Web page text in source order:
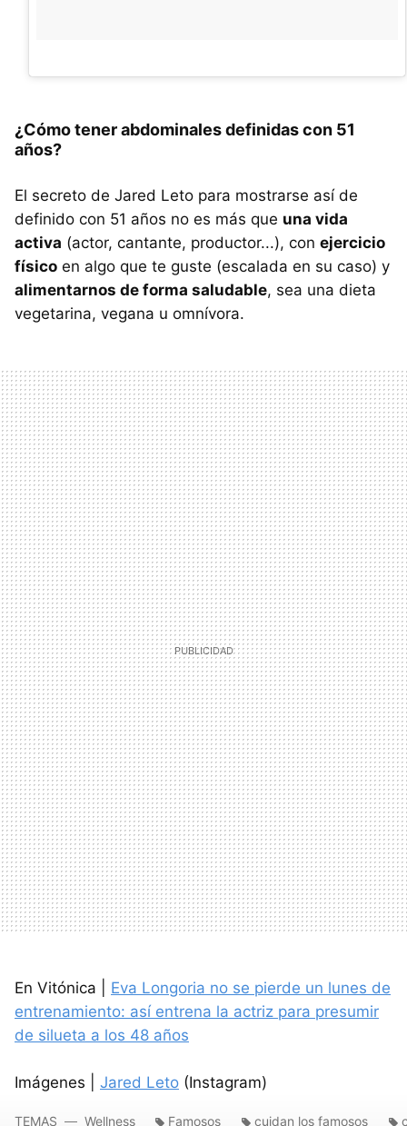
¿Cómo tener abdominales definidas con 51
años?
El secreto de Jared Leto para mostrarse así de
definido con 51 años no es más que una vida
activa (actor, cantante, productor...), con ejercicio
físico en algo que te guste (escalada en su caso) y
alimentarnos de forma saludable, sea una dieta
vegetarina, vegana u omnívora.
En Vitónica | Eva Longoria no se pierde un lunes de
entrenamiento: así entrena la actriz para presumir
de silueta a los 48 años
Imágenes | Jared Leto (Instagram)
TEMAS Wellness Famosos cuidan los famosos